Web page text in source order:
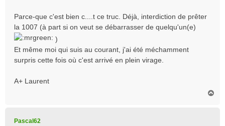
Parce-que c'est bien c....t ce truc. Déjà, interdiction de prêter
la 1007 (à part si on veut se débarrasser de quelqu'un(e)
)
Et même moi qui suis au courant, j'ai été méchamment
surpris cette fois où c'est arrivé en plein virage.
A+ Laurent
Pascal62